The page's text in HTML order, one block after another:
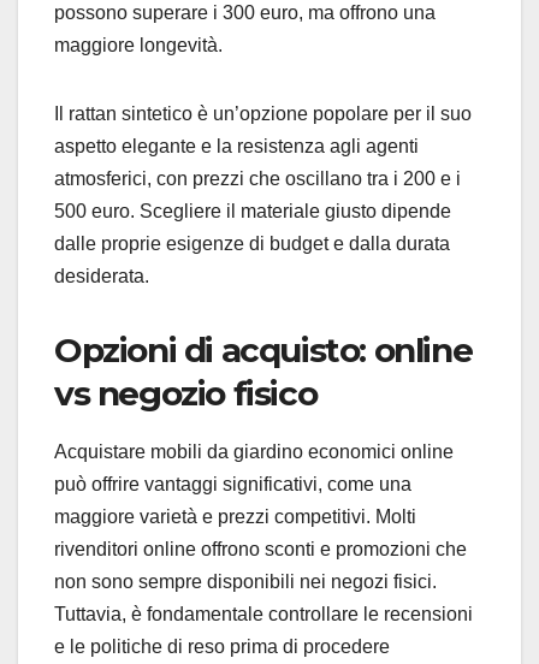
possono superare i 300 euro, ma offrono una
maggiore longevità.
Il rattan sintetico è un’opzione popolare per il suo
aspetto elegante e la resistenza agli agenti
atmosferici, con prezzi che oscillano tra i 200 e i
500 euro. Scegliere il materiale giusto dipende
dalle proprie esigenze di budget e dalla durata
desiderata.
Opzioni di acquisto: online
vs negozio fisico
Acquistare mobili da giardino economici online
può offrire vantaggi significativi, come una
maggiore varietà e prezzi competitivi. Molti
rivenditori online offrono sconti e promozioni che
non sono sempre disponibili nei negozi fisici.
Tuttavia, è fondamentale controllare le recensioni
e le politiche di reso prima di procedere